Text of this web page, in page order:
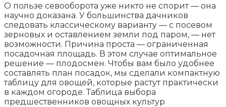
О пользе севооборота уже никто не спорит — она
научно доказана. У большинства дачников
следовать классическому варианту — с посевом
зерновых и оставлением земли под паром, — нет
возможности. Причина проста — ограниченная
посадочная площадь. В этом случае оптимальное
решение — плодосмен. Чтобы вам было удобнее
составлять план посадок, мы сделали компактную
таблицу для овощей, которые растут практически
в каждом огороде. Таблица выбора
предшественников овощных культур